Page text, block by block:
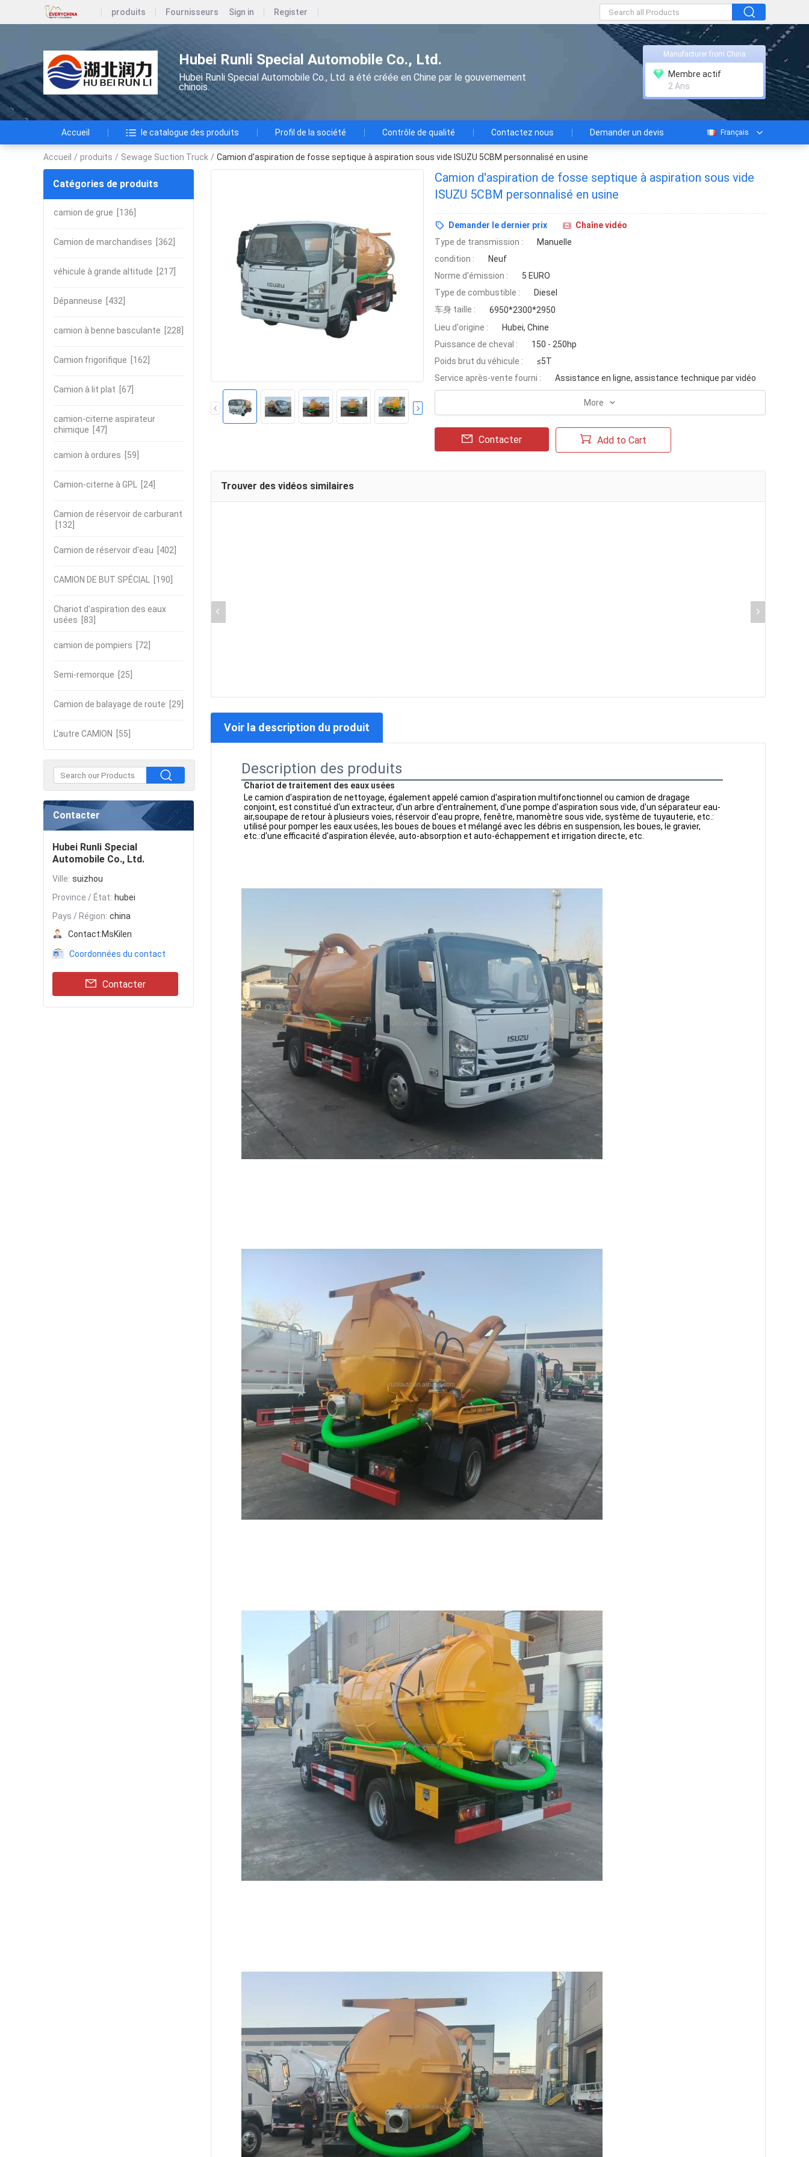
produits Fournisseurs Sign in Register
Hubei Runli Special Automobile Co., Ltd.
Hubei Runli Special Automobile Co., Ltd. a été créée en Chine par le gouvernement
chinois.
Manufacturer from China
Membre actif
2 Ans
Accueil le catalogue des produits Profil de la société Contrôle de qualité Contactez nous Demander un devis Français
Accueil / produits / Sewage Suction Truck / Camion d'aspiration de fosse septique à aspiration sous vide ISUZU 5CBM personnalisé en usine
Catégories de produits
camion de grue [136]
Camion de marchandises [362]
véhicule à grande altitude [217]
Dépanneuse [432]
camion à benne basculante [228]
Camion frigorifique [162]
Camion à lit plat [67]
camion-citerne aspirateur
chimique [47]
camion à ordures [59]
Camion-citerne à GPL [24]
Camion de réservoir de carburant
[132]
Camion de réservoir d'eau [402]
CAMION DE BUT SPÉCIAL [190]
Chariot d'aspiration des eaux
usées [83]
camion de pompiers [72]
Semi-remorque [25]
Camion de balayage de route [29]
L'autre CAMION [55]
Contacter
Hubei Runli Special
Automobile Co., Ltd.
Ville: suizhou
Province / État: hubei
Pays / Région: china
Contact:MsKilen
Coordonnées du contact
Contacter
Camion d'aspiration de fosse septique à aspiration sous vide
ISUZU 5CBM personnalisé en usine
Demander le dernier prix
Chaîne vidéo
Type de transmission :
Manuelle
condition :
Neuf
Norme d'émission :
5 EURO
Type de combustible :
Diesel
车身 taille :
6950*2300*2950
Lieu d'origine :
Hubei, Chine
Puissance de cheval :
150 - 250hp
Poids brut du véhicule :
≤5T
Service après-vente fourni :
Assistance en ligne, assistance technique par vidéo
More
Contacter Add to Cart
Trouver des vidéos similaires
Voir la description du produit
Description des produits
Chariot de traitement des eaux usées
Le camion d'aspiration de nettoyage, également appelé camion d'aspiration multifonctionnel ou camion de dragage
conjoint, est constitué d'un extracteur, d'un arbre d'entraînement, d'une pompe d'aspiration sous vide, d'un séparateur eau-
air,soupape de retour à plusieurs voies, réservoir d'eau propre, fenêtre, manomètre sous vide, système de tuyauterie, etc.:
utilisé pour pomper les eaux usées, les boues de boues et mélangé avec les débris en suspension, les boues, le gravier,
etc.:d'une efficacité d'aspiration élevée, auto-absorption et auto-échappement et irrigation directe, etc.